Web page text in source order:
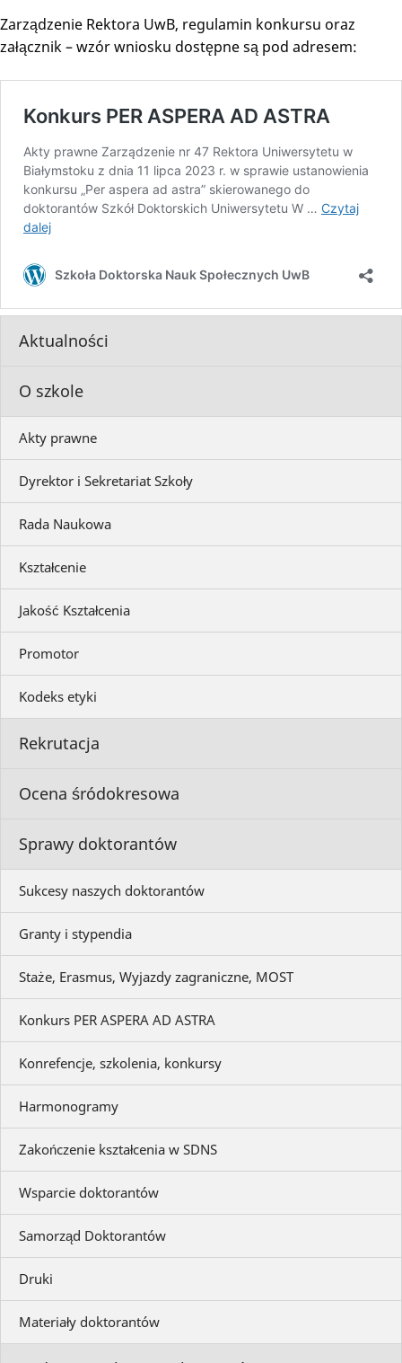
Aktualności
O szkole
Akty prawne
Dyrektor i Sekretariat Szkoły
Rada Naukowa
Kształcenie
Jakość Kształcenia
Promotor
Kodeks etyki
Rekrutacja
Ocena śródokresowa
Sprawy doktorantów
Sukcesy naszych doktorantów
Granty i stypendia
Staże, Erasmus, Wyjazdy zagraniczne, MOST
Konkurs PER ASPERA AD ASTRA
Konrefencje, szkolenia, konkursy
Harmonogramy
Zakończenie kształcenia w SDNS
Wsparcie doktorantów
Samorząd Doktorantów
Druki
Materiały doktorantów
Zarządzenie Rektora UwB, regulamin konkursu oraz
załącznik – wzór wniosku dostępne są pod adresem: